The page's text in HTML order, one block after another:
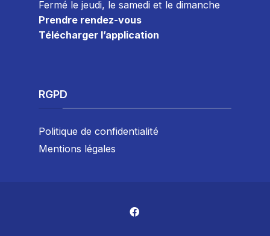
Fermé le jeudi, le samedi et le dimanche
Prendre rendez-vous
Télécharger l’application
RGPD
Politique de confidentialité
Mentions légales